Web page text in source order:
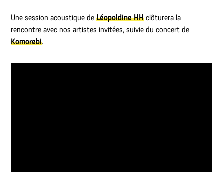
Une session acoustique deLéopoldine HH clôturera la
rencontre avec nos artistes invitées, suivie du concert de
Komorebi.